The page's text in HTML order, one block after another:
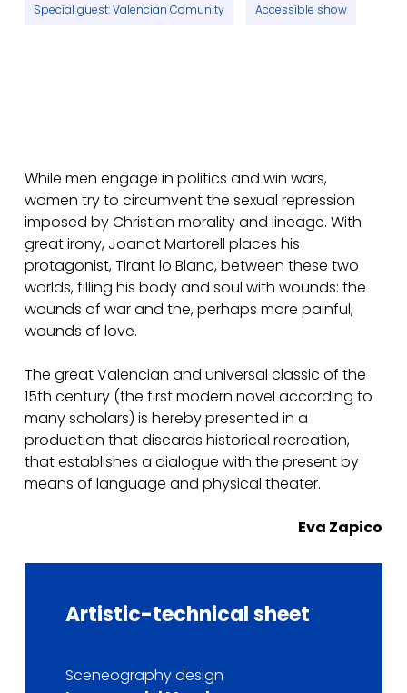
Special guest: Valencian Comunity Accessible show
While men engage in politics and win wars,
women try to circumvent the sexual repression
imposed by Christian morality and lineage. With
great irony, Joanot Martorell places his
protagonist, Tirant lo Blanc, between these two
worlds, filling his body and soul with wounds: the
wounds of war and the, perhaps more painful,
wounds of love.
The great Valencian and universal classic of the
15th century (the first modern novel according to
many scholars) is hereby presented in a
production that discards historical recreation,
that establishes a dialogue with the present by
means of language and physical theater.
Eva Zapico
Artistic-technicalsheet
Sceneography design